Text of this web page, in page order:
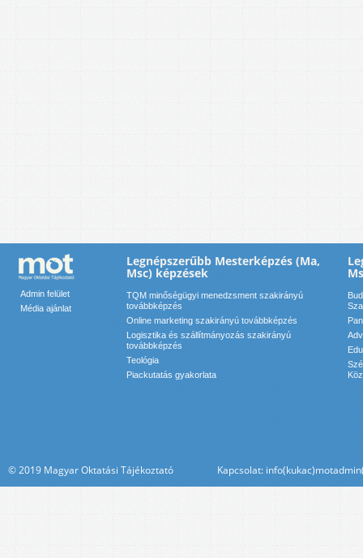
Admin felület
Média ajánlat
Legnépszerűbb Mesterképzés (Ma,
Msc) képzések
TQM minőségügyi menedzsment szakirányú
továbbképzés
Online marketing szakirányú továbbképzés
Logisztika és szállítmányozás szakirányú
továbbképzés
Teológia
Piackutatás gyakorlata
© 2019 Magyar Oktatási Tájékoztató Kapcsolat: